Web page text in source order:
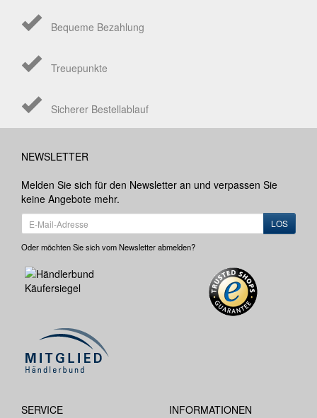
Bequeme Bezahlung
Treuepunkte
Sicherer Bestellablauf
NEWSLETTER
Melden Sie sich für den Newsletter an und verpassen Sie
keine Angebote mehr.
LOS
Oder möchten Sie sich vom Newsletter abmelden?
SERVICE
INFORMATIONEN